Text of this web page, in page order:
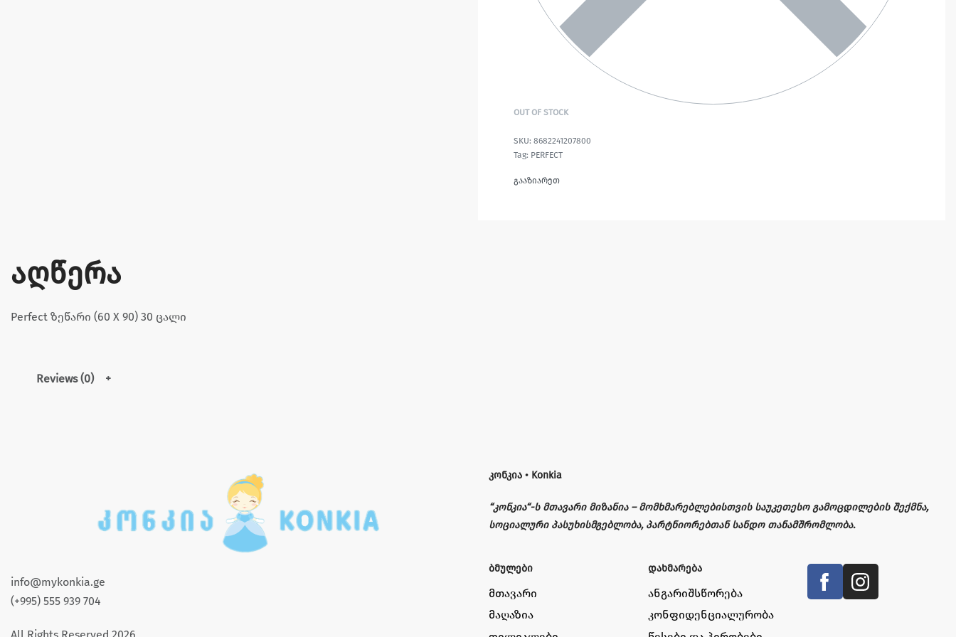
OUT OF STOCK
8682241207800
Tag: PERFECT
გააზიარეთ
აღწერა
Perfect ზეწარი (60 X 90) 30 ცალი
Reviews (0)
info@mykonkia.ge
(+995) 555 939 704
კონკია • Konkia
“კონკია“-ს მთავარი მიზანია – მომხმარებლებისთვის საუკეთესო გამოცდილების შექმნა,
სოციალური პასუხისმგებლობა, პარტნიორებთან სანდო თანამშრომლობა.
ბმულები
მთავარი
მაღაზია
დახმარება
ანგარიშსწორება
კონფიდენციალურობა